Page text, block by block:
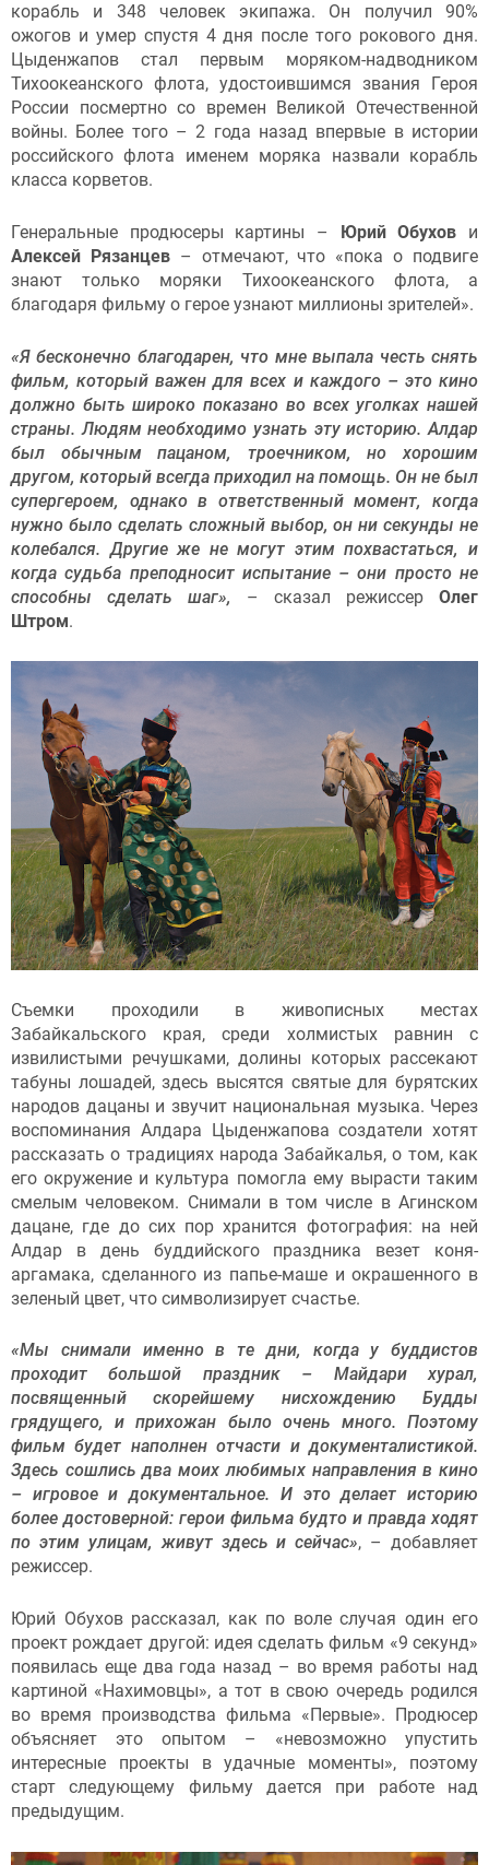
корабль и 348 человек экипажа. Он получил 90%
ожогов и умер спустя 4 дня после того рокового дня.
Цыденжапов стал первым моряком-надводником
Тихоокеанского флота, удостоившимся звания Героя
России посмертно со времен Великой Отечественной
войны. Более того – 2 года назад впервые в истории
российского флота именем моряка назвали корабль
класса корветов.
Генеральные продюсеры картины – Юрий Обухов и
Алексей Рязанцев– отмечают, что «пока о подвиге
знают только моряки Тихоокеанского флота, а
благодаря фильму о герое узнают миллионы зрителей».
«Я бесконечно благодарен, что мне выпала честь снять
фильм, который важен для всех и каждого – это кино
должно быть широко показано во всех уголках нашей
страны. Людям необходимо узнать эту историю. Алдар
был обычным пацаном, троечником, но хорошим
другом, который всегда приходил на помощь. Он не был
супергероем, однако в ответственный момент, когда
нужно было сделать сложный выбор, он ни секунды не
колебался. Другие же не могут этим похвастаться, и
когда судьба преподносит испытание – они просто не
способны сделать шаг»,
– сказал режиссер Олег
Штром.
Съемки проходили в живописных местах
Забайкальского края, среди холмистых равнин с
извилистыми речушками, долины которых рассекают
табуны лошадей, здесь высятся святые для бурятских
народов дацаны и звучит национальная музыка. Через
воспоминания Алдара Цыденжапова создатели хотят
рассказать о традициях народа Забайкалья, о том, как
его окружение и культура помогла ему вырасти таким
смелым человеком. Снимали в том числе в Агинском
дацане, где до сих пор хранится фотография: на ней
Алдар в день буддийского праздника везет коня-
аргамака, сделанного из папье-маше и окрашенного в
зеленый цвет, что символизирует счастье.
«Мы снимали именно в те дни, когда у буддистов
проходит большой праздник –
Майдари хурал,
посвященный скорейшему нисхождению Будды
грядущего, и прихожан было очень много. Поэтому
фильм будет наполнен отчасти и документалистикой.
Здесь сошлись два моих любимых направления в кино
– игровое и документальное. И это делает историю
более достоверной: герои фильма будто и правда ходят
по этим улицам, живут здесь и сейчас», – добавляет
режиссер.
Юрий Обухов рассказал, как по воле случая один его
проект рождает другой: идея сделать фильм «9 секунд»
появилась еще два года назад – во время работы над
картиной «Нахимовцы», а тот в свою очередь родился
во время производства фильма «Первые». Продюсер
объясняет это опытом – «невозможно упустить
интересные проекты в удачные моменты», поэтому
старт следующему фильму дается при работе над
предыдущим.